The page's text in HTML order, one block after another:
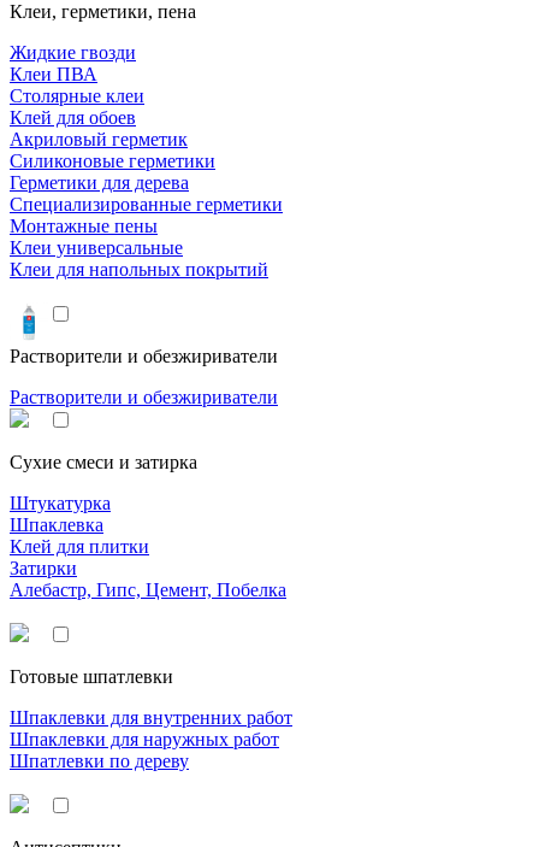
Клеи, герметики, пена
Жидкие гвозди
Клеи ПВА
Столярные клеи
Клей для обоев
Акриловый герметик
Силиконовые герметики
Герметики для дерева
Специализированные герметики
Монтажные пены
Клеи универсальные
Клеи для напольных покрытий
Растворители и обезжириватели
Растворители и обезжириватели
Сухие смеси и затирка
Штукатурка
Шпаклевка
Клей для плитки
Затирки
Алебастр, Гипс, Цемент, Побелка
Готовые шпатлевки
Шпаклевки для внутренних работ
Шпаклевки для наружных работ
Шпатлевки по дереву